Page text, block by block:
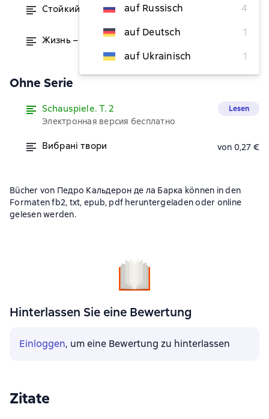
auf Russisch
4
auf Deutsch
1
auf Ukrainisch
1
Стойкий принц von 0,53 €
Жизнь – это сон
Ohne Serie
Schauspiele. T. 2
Электронная версия бесплатно
Lesen
Вибрані твори von 0,27 €
Bücher von Педро Кальдерон де ла Барка können in den
Formaten fb2, txt, epub, pdf heruntergeladen oder online
gelesen werden.
Hinterlassen Sie eine Bewertung
Einloggen, um eine Bewertung zu hinterlassen
Zitate